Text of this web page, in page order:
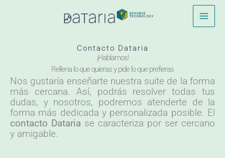
Contacto Dataria
¡Hablamos!
Rellena lo que quieras y pide lo que prefieras
Nos gustaría enseñarte nuestra suite de la forma
más cercana. Así, podrás resolver todas tus
dudas, y nosotros, podremos atenderte de la
forma más dedicada y personalizada posible. El
contacto Dataria se caracteriza por ser cercano
y amigable.